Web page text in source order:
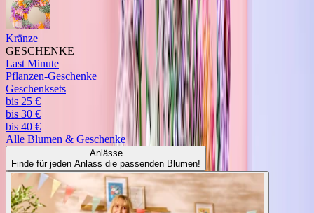
Kränze
GESCHENKE
Last Minute
Pflanzen-Geschenke
Geschenksets
bis 25 €
bis 30 €
bis 40 €
Alle Blumen & Geschenke
Anlässe
Finde für jeden Anlass die passenden Blumen!